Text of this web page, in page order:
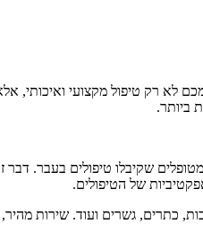
רק טיפול מקצועי ואיכותי,
ביותר.
שקיבלו טיפולים בעבר. דבר
של הטיפולים.
כתרים, גשרים ועוד. שירות